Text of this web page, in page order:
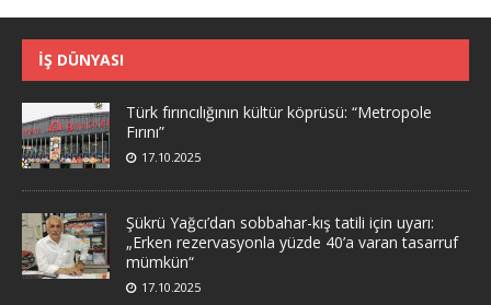
İŞ DÜNYASI
Türk fırıncılığının kültür köprüsü: “Metropole
Fırını”
17.10.2025
Şükrü Yağcı’dan sobbahar-kış tatili için uyarı:
„Erken rezervasyonla yüzde 40’a varan tasarruf
mümkün“
17.10.2025